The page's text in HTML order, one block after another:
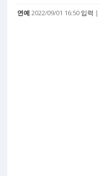
연예 2022/09/01 16:50 입력